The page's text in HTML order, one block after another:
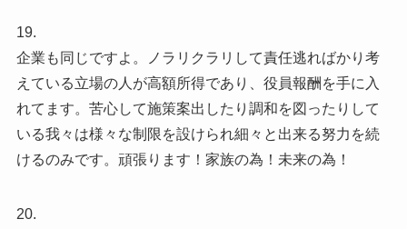
19.
企業も同じですよ。ノラリクラリして責任逃ればかり考
えている立場の人が高額所得であり、役員報酬を手に入
れてます。苦心して施策案出したり調和を図ったりして
いる我々は様々な制限を設けられ細々と出来る努力を続
けるのみです。頑張ります！家族の為！未来の為！
20.